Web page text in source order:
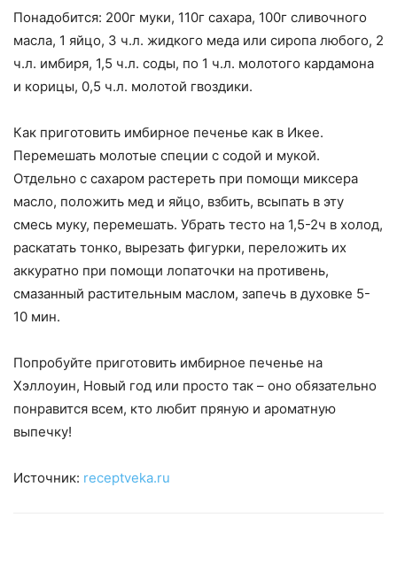
Понадобится: 200г муки, 110г сахара, 100г сливочного
масла, 1 яйцо, 3 ч.л. жидкого меда или сиропа любого, 2
ч.л. имбиря, 1,5 ч.л. соды, по 1 ч.л. молотого кардамона
и корицы, 0,5 ч.л. молотой гвоздики.
Как приготовить имбирное печенье как в Икее.
Перемешать молотые специи с содой и мукой.
Отдельно с сахаром растереть при помощи миксера
масло, положить мед и яйцо, взбить, всыпать в эту
смесь муку, перемешать. Убрать тесто на 1,5-2ч в холод,
раскатать тонко, вырезать фигурки, переложить их
аккуратно при помощи лопаточки на противень,
смазанный растительным маслом, запечь в духовке 5-
10 мин.
Попробуйте приготовить имбирное печенье на
Хэллоуин, Новый год или просто так – оно обязательно
понравится всем, кто любит пряную и ароматную
выпечку!
Источник: receptveka.ru